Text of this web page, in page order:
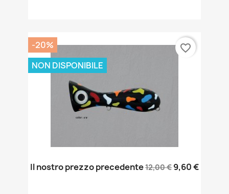
Il nostro prezzo precedente12,00 € 9,60 €
-20%
NON DISPONIBILE
favorite_border